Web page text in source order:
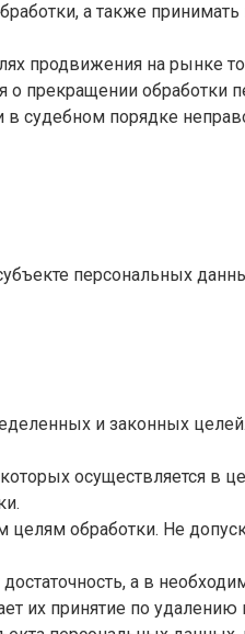
а также
продвижения на рынке
о прекращении обработки
судебном порядке
персональных
и законных
осуществляется в
обработки. Не
а в
их принятие по